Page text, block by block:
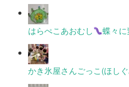
はらぺこあおむし 蝶々に
かき氷屋さんごっこ(ほし